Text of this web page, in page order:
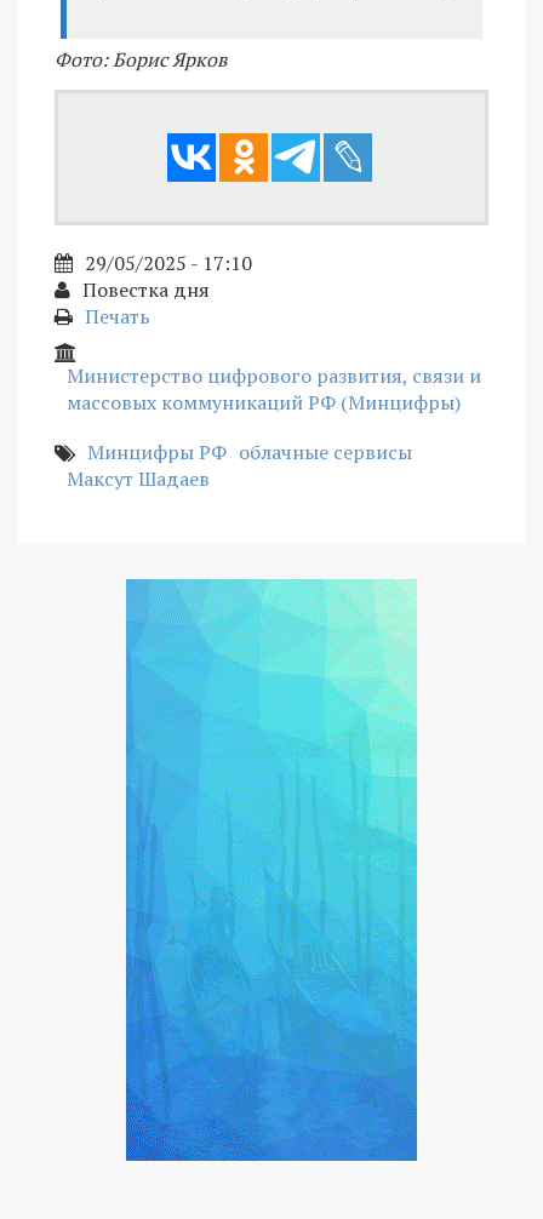
Фото: Борис Ярков
29/05/2025 - 17:10
Повестка дня
Печать
Министерство цифрового развития, связи и
массовых коммуникаций РФ (Минцифры)
Минцифры РФ облачные сервисы
Максут Шадаев